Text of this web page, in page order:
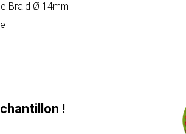
Braid Ø 14mm
!